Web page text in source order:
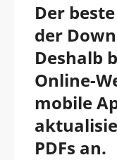
Der
der
Deshalb
Online-
mobile
PDFs an.